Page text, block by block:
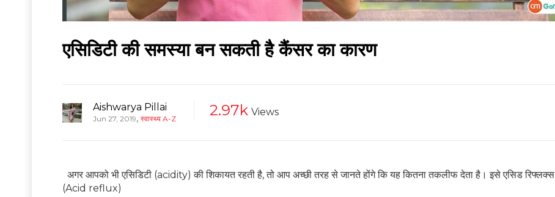
एसिडिटी की समस्या बन सकती है कैंसर का कारण
Aishwarya Pillai
Jun 27, 2019, स्वास्थ्य A-Z 2.97k Views
अगर आपको भी एसिडिटी (acidity) की शिकायत रहती है, तो आप अच्छी तरह से जानते होंगे कि यह कितना तकलीफ देता है। इसे एसिड रिफ्लक्स
(Acid reflux)